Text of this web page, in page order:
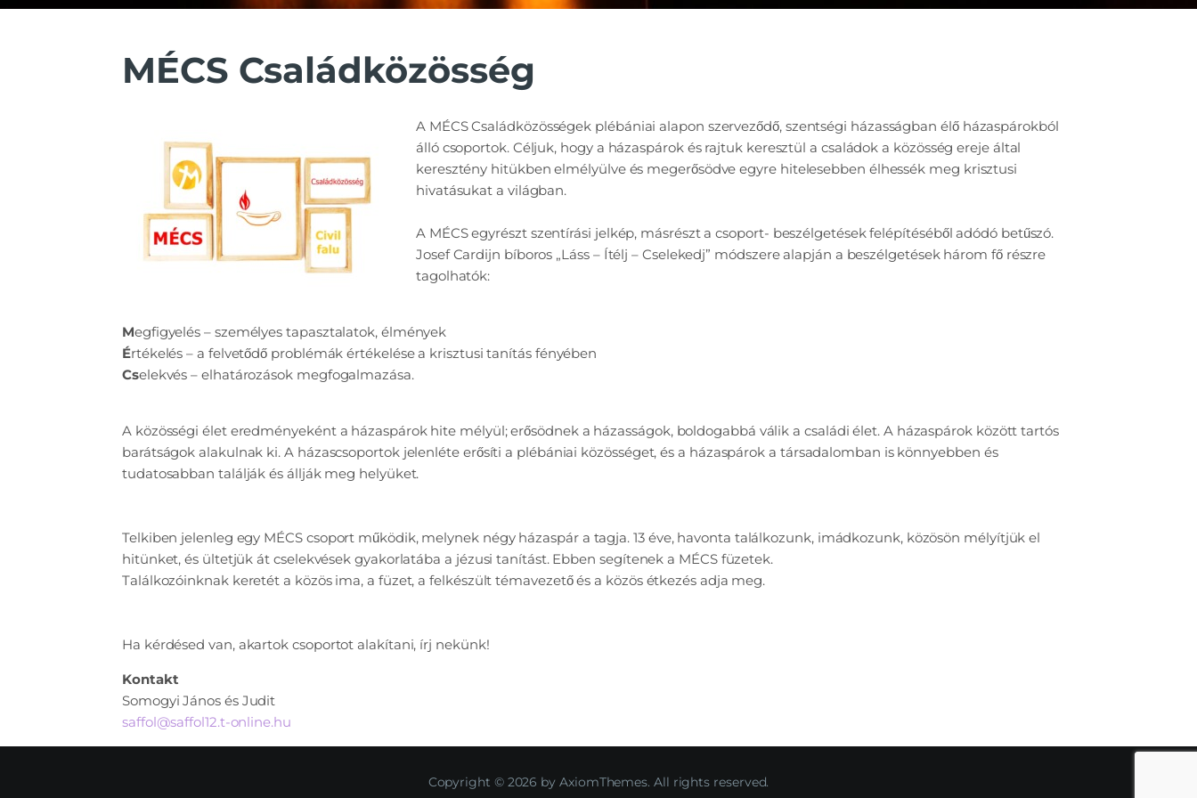
MÉCS Családközösség
A MÉCS Családközösségek plébániai alapon szerveződő, szentségi házasságban élő házaspárokból
álló csoportok. Céljuk, hogy a házaspárok és rajtuk keresztül a családok a közösség ereje által
keresztény hitükben elmélyülve és megerősödve egyre hitelesebben élhessék meg krisztusi
hivatásukat a világban.
A MÉCS egyrészt szentírási jelkép, másrészt a csoport- beszélgetések felépítéséből adódó betűszó.
Josef Cardijn bíboros „Láss – Ítélj – Cselekedj” módszere alapján a beszélgetések három fő részre
tagolhatók:
Megfigyelés – személyes tapasztalatok, élmények
Értékelés – a felvetődő problémák értékelése a krisztusi tanítás fényében
Cselekvés – elhatározások megfogalmazása.
A közösségi élet eredményeként a házaspárok hite mélyül; erősödnek a házasságok, boldogabbá válik a családi élet. A házaspárok között tartós
barátságok alakulnak ki. A házascsoportok jelenléte erősíti a plébániai közösséget, és a házaspárok a társadalomban is könnyebben és
tudatosabban találják és állják meg helyüket.
Telkiben jelenleg egy MÉCS csoport működik, melynek négy házaspár a tagja. 13 éve, havonta találkozunk, imádkozunk, közösön mélyítjük el
hitünket, és ültetjük át cselekvések gyakorlatába a jézusi tanítást. Ebben segítenek a MÉCS füzetek.
Találkozóinknak keretét a közös ima, a füzet, a felkészült témavezető és a közös étkezés adja meg.
Ha kérdésed van, akartok csoportot alakítani, írj nekünk!
Kontakt
Somogyi János és Judit
saffol@saffol12.t-online.hu
Copyright © 2026 by AxiomThemes. All rights reserved.